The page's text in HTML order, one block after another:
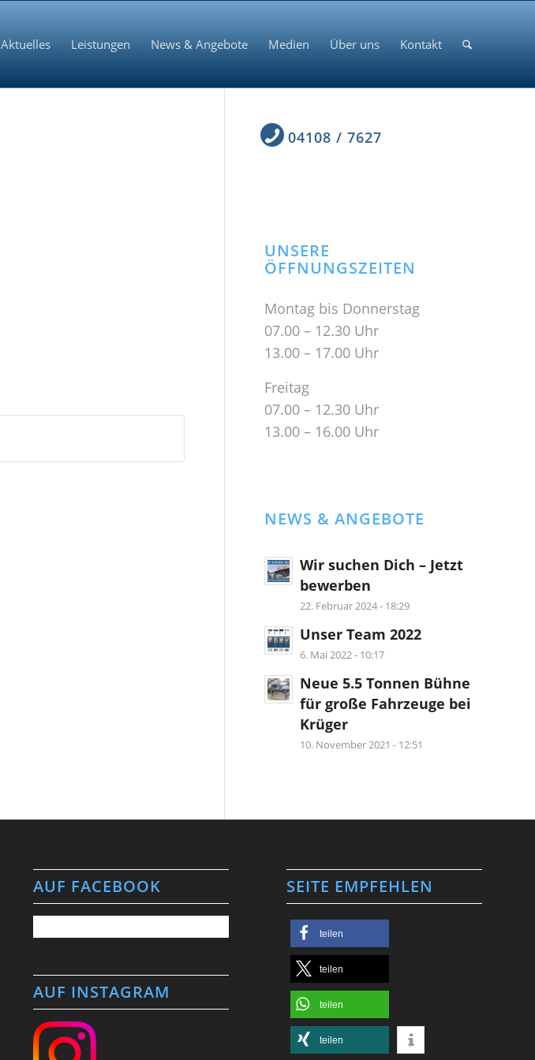
Aktuelles Leistungen News & Angebote Medien Über uns Kontakt
04108 / 7627
UNSERE
ÖFFNUNGSZEITEN
Montag bis Donnerstag
07.00 – 12.30 Uhr
13.00 – 17.00 Uhr
Freitag
07.00 – 12.30 Uhr
13.00 – 16.00 Uhr
NEWS & ANGEBOTE
Wir suchen Dich – Jetzt
bewerben
22. Februar 2024 - 18:29
Unser Team 2022
6. Mai 2022 - 10:17
Neue 5.5 Tonnen Bühne
für große Fahrzeuge bei
Krüger
10. November 2021 - 12:51
AUF FACEBOOK
AUF INSTAGRAM
SEITE EMPFEHLEN
teilen
teilen
teilen
teilen